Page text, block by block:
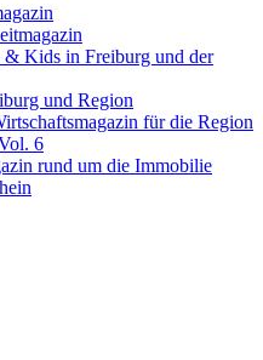
Kids in Freiburg und der
und Region
für die Region
6
rund um die Immobilie